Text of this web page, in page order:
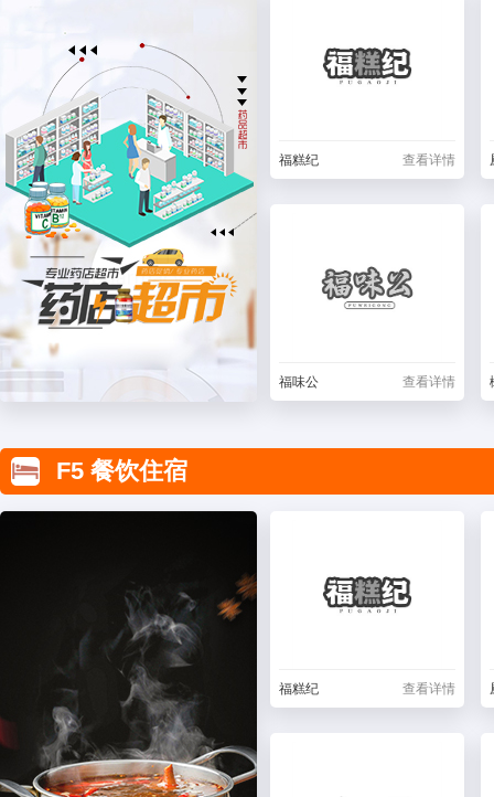
福糕纪 查看详情
福味公 查看详情
F5 餐饮住宿
福糕纪 查看详情